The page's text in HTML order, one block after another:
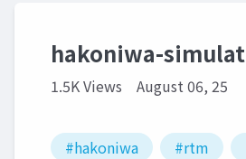
hakoniwa-
1.5K Views August 06, 25
#hakoniwa #rtm